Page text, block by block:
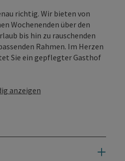
richtig. Wir bieten von
Wochenenden über den
bis hin zu rauschenden
Rahmen. Im Herzen
Sie ein gepflegter Gasthof
anzeigen